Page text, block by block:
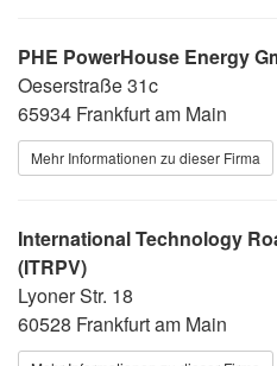
PHE PowerHouse Energy
Oeserstraße 31c
65934 Frankfurt am Main
Mehr Informationen zu dieser Firma
International Technology
(ITRPV)
Lyoner Str. 18
60528 Frankfurt am Main